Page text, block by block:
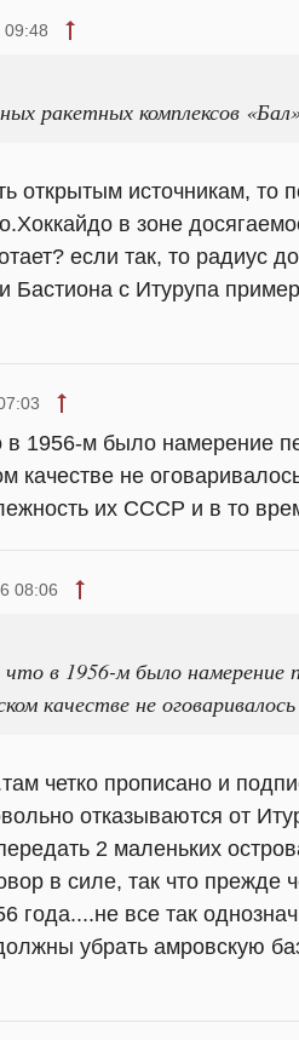
09:48
ракетных комплексов
открытым источникам, то
в зоне
если так, то радиус
Бастиона с Итурупа
в 1956-м было намерение
качестве не
их СССР и в то
08:06
в 1956-м было намерение
качестве не оговаривалось
четко прописано и
отказываются от
2 маленьких
в силе, так что прежде
года....не все так
убрать амровскую